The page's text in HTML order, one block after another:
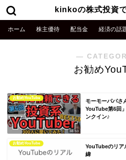
kinkoの株式投資
ホーム 株主優待 配当金 経済の話
―
お勧め
お勧めYouTube
モーモーパパさ
YouTube第6回
ンクイン♪
お勧めYouTube
YouTubeのリア
緯